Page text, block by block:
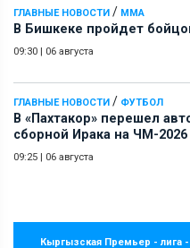
ГЛАВНЫЕ НОВОСТИ / ММА
В Бишкеке пройдет
09:30 | 06 августа
ГЛАВНЫЕ НОВОСТИ / ФУТБОЛ
В «Пахтакор» перешел
сборной Ирака на ЧМ-2026
09:25 | 06 августа
Кыргызская Премьер - лига -